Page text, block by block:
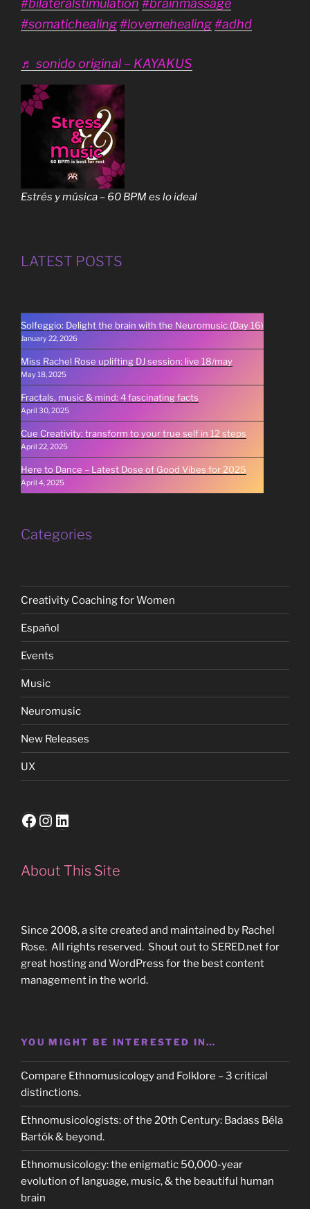
#bilateralstimulation #brainmassage
#somatichealing#lovemehealing#adhd
♬ sonido original – KAYAKUS
Estrés y música – 60 BPM es lo ideal
LATEST POSTS
Solfeggio: Delight the brain with the Neuromusic (Day 16)
January 22, 2026
Miss Rachel Rose uplifting DJ session: live 18/may
May 18, 2025
Fractals, music & mind: 4 fascinating facts
April 30, 2025
Cue Creativity: transform to your true self in 12 steps
April 22, 2025
Here to Dance – Latest Dose of Good Vibes for 2025
April 4, 2025
Categories
Creativity Coaching for Women
Español
Events
Music
Neuromusic
New Releases
UX
Facebook
Instagram
LinkedIn
About This Site
Since 2008, a site created and maintained by Rachel
Rose. All rights reserved. Shout out to SERED.net for
great hosting and WordPress for the best content
management in the world.
YOU MIGHT BE INTERESTED IN…
Compare Ethnomusicology and Folklore – 3 critical
distinctions.
Ethnomusicologists: of the 20th Century: Badass Béla
Bartók & beyond.
Ethnomusicology: the enigmatic 50,000-year
evolution of language, music, & the beautiful human
brain